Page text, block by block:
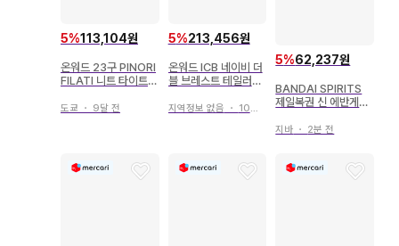
5%113,104원
온워드 23구 PINORI
FILATI 니트 타이트
도쿄 ・ 9달 전
5%213,456원
온워드 ICB 네이비 더
블 브레스트 테일러드
지역정보 없음 ・ 10달 전
5%62,237원
BANDAI SPIRITS
제일복권 신 에반게리
트! B상 시키나미 아스
지바 ・ 2분 전